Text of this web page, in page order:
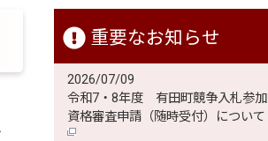
重要なお知らせ
2026/07/09
令和7・8年度 有田町競争入札参加
資格審査申請（随時受付）について